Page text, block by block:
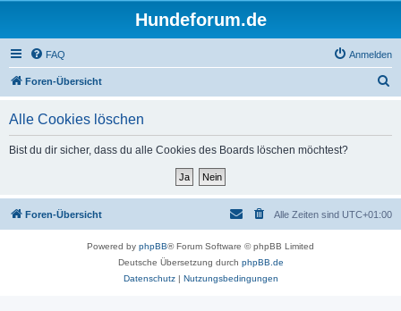
Hundeforum.de
FAQ Anmelden
Foren-Übersicht
Alle Cookies löschen
Bist du dir sicher, dass du alle Cookies des Boards löschen möchtest?
Foren-Übersicht Alle Zeiten sind UTC+01:00
Powered by phpBB® Forum Software © phpBB Limited
Deutsche Übersetzung durch phpBB.de
Datenschutz| Nutzungsbedingungen